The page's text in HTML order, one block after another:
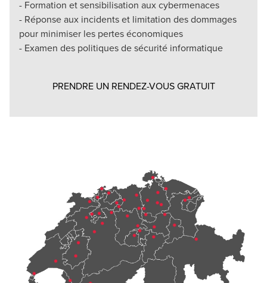
- Formation et sensibilisation aux cybermenaces
- Réponse aux incidents et limitation des dommages
pour minimiser les pertes économiques
- Examen des politiques de sécurité informatique
PRENDRE UN RENDEZ-VOUS GRATUITOpens in a